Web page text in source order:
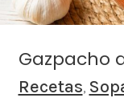
Gazpacho
Recetas,